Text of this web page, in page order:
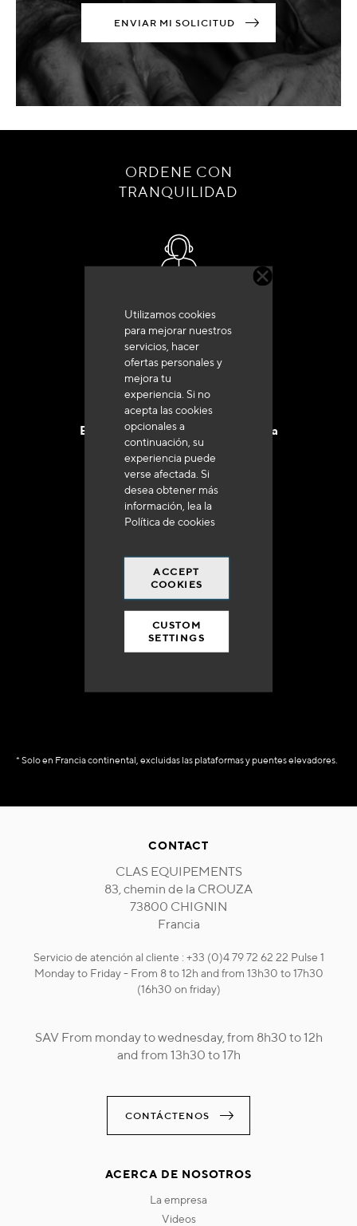
Utilizamos cookies
para mejorar nuestros
servicios, hacer
ofertas personales y
mejora tu
experiencia. Si no
acepta las cookies
opcionales a
continuación, su
experiencia puede
verse afectada. Si
desea obtener más
información, lea la
Política de cookies
ACCEPT
COOKIES
CUSTOM
SETTINGS
ENVIAR MI SOLICITUD
ORDENE CON
TRANQUILIDAD
+33 (0)4 79 72 62 22 Pulse 1
Entrega en 48 a 72 horas en Francia
a 250 euros*
* Solo en Francia continental, excluidas las plataformas y puentes elevadores.
CONTACT
CLAS EQUIPEMENTS
83, chemin de la CROUZA
73800 CHIGNIN
Francia
Servicio de atención al cliente : +33 (0)4 79 72 62 22 Pulse 1
Monday to Friday - From 8 to 12h and from 13h30 to 17h30
(16h30 on friday)
SAV From monday to wednesday, from 8h30 to 12h
and from 13h30 to 17h
CONTÁCTENOS
ACERCA DE NOSOTROS
la empresa
videos